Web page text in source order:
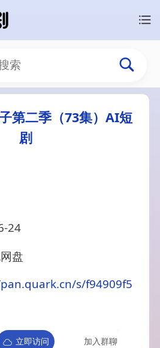
第二季（73集）AI短
剧
24
盘
s/f94909f5
立即访问 加入群聊